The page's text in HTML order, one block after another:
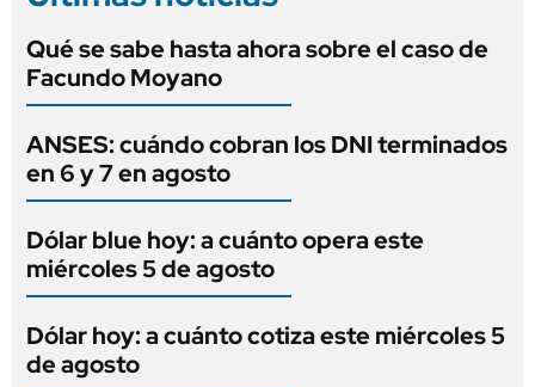
Qué se sabe hasta ahora sobre el caso de
Facundo Moyano
ANSES: cuándo cobran los DNI terminados
en 6 y 7 en agosto
Dólar blue hoy: a cuánto opera este
miércoles 5 de agosto
Dólar hoy: a cuánto cotiza este miércoles 5
de agosto